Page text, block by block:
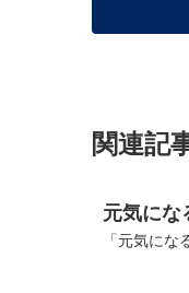
関連記
元気にな
「元気に